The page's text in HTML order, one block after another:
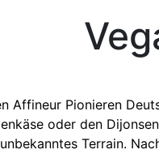
Affineur Pionieren
oder den
Terrain.